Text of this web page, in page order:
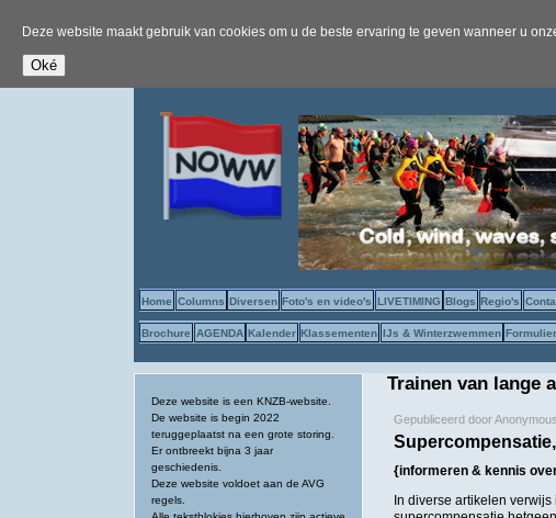
Deze website maakt gebruik van cookies om u de beste ervaring te geven wanneer u
Home Columns Diversen Foto's en video's LIVETIMING Blogs Regio's
Brochure AGENDA Kalender Klassementen IJs & Winterzwemmen
Deze website is een KNZB-website.
De website is begin 2022
teruggeplaatst na een grote storing.
Er ontbreekt bijna 3 jaar
geschiedenis.
Deze website voldoet aan de AVG
regels.
Trainen van lange
Gepubliceerd door
{informeren & kennis
In diverse artikelen